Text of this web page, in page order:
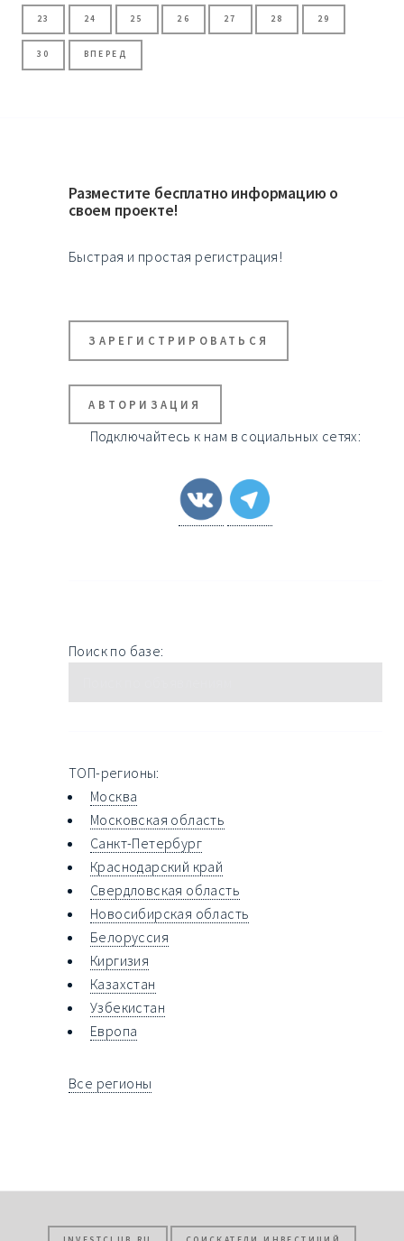
23 24 25 26 27 28 29
30 ВПЕРЕД
Разместите бесплатно информацию о
своем проекте!
Быстрая и простая регистрация!
ЗАРЕГИСТРИРОВАТЬСЯ
АВТОРИЗАЦИЯ
Подключайтесь к нам в социальных сетях:
Поиск по базе:
ТОП-регионы:
Москва
Московская область
Санкт-Петербург
Краснодарский край
Свердловская область
Новосибирская область
Белоруссия
Киргизия
Казахстан
Узбекистан
Европа
Все регионы